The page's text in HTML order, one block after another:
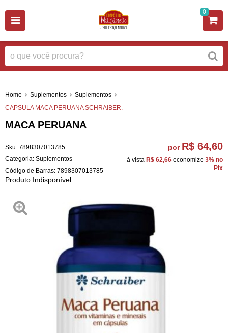
0
Home Suplementos
Suplementos
CAPSULA MACA PERUANA SCHRAIBER.
MACA PERUANA
Sku: 7898307013785
Categoria: Suplementos
Código de Barras: 7898307013785
Produto Indisponível
por R$ 64,60
à vista R$ 62,66 economize 3% no
Pix